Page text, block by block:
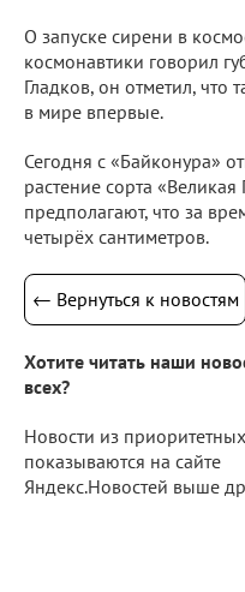
О запуске сирени в
космонавтики говорил
Гладков, он отметил, что
в мире впервые.
Сегодня с «Байконура»
растение сорта
предполагают, что за
четырёх сантиметров.
← Вернуться к новостям
Хотите читать наши
всех?
Новости из
показываются на сайте
Яндекс.Новостей выше